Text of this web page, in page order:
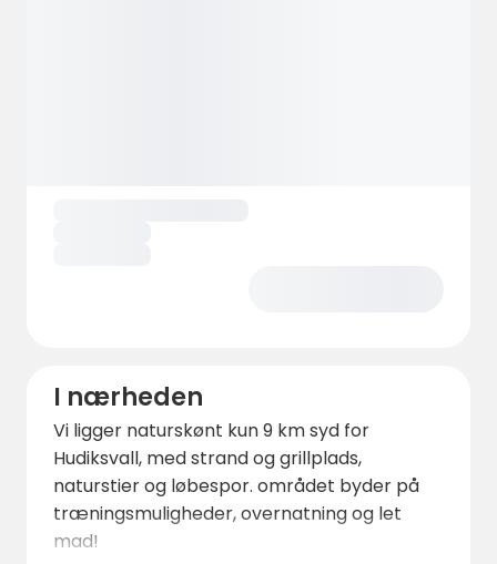
I nærheden
Vi ligger naturskønt kun 9 km syd for
Hudiksvall, med strand og grillplads,
naturstier og løbespor. området byder på
træningsmuligheder, overnatning og let
mad!